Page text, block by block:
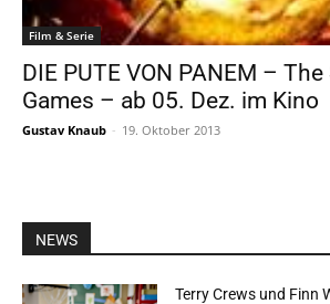
Film & Serie
DIE PUTE VON PANEM –
Games – ab 05. Dez. im Kino
Gustav Knaub - 19. Oktober 2013
NEWS
Terry Crews und Finn